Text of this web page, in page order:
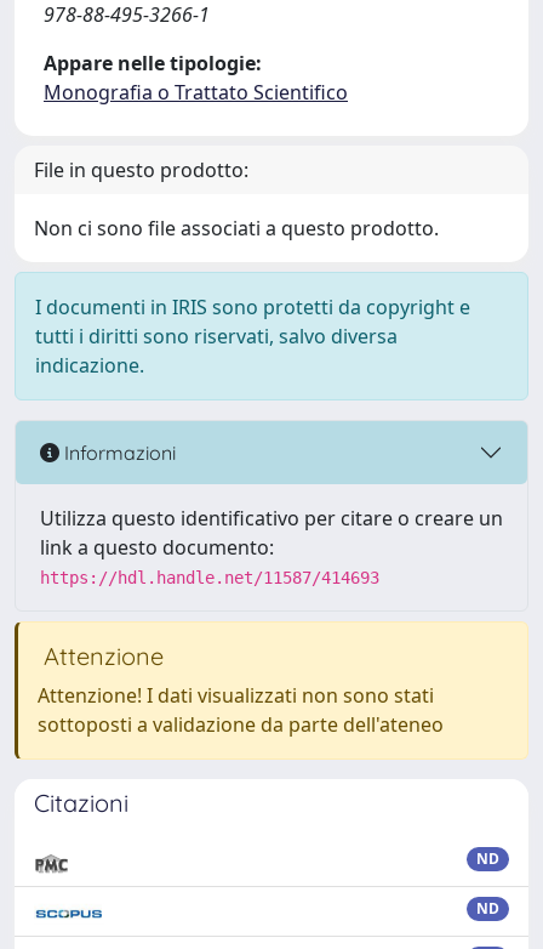
978-88-495-3266-1
Appare nelle tipologie:
Monografia o Trattato Scientifico
File in questo prodotto:
Non ci sono file associati a questo prodotto.
I documenti in IRIS sono protetti da copyright e
tutti i diritti sono riservati, salvo diversa
indicazione.
Informazioni
Utilizza questo identificativo per citare o creare un
link a questo documento:
https://hdl.handle.net/11587/414693
Attenzione
Attenzione! I dati visualizzati non sono stati
sottoposti a validazione da parte dell'ateneo
Citazioni
ND
ND